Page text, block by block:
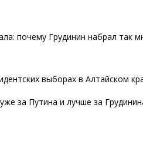
почему Грудинин набрал так
выборах в Алтайском
за Путина и лучше за